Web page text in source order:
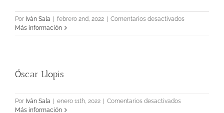
Por Iván Sala febrero 2nd, 2022 Comentarios desactivadosen
Rodríguez
Más información
Óscar Llopis
Por Iván Sala enero 11th, 2022 Comentarios desactivadosen
Más información